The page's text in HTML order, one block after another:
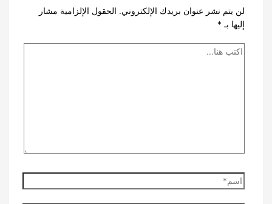
لن يتم نشر عنوان بريدك الإلكتروني. الحقول الإلزامية مشار
إليها بـ *
اكتب
اسم*